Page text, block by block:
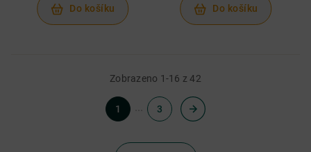
Do košíku Do košíku
Zobrazeno 1-16 z 42
1 3